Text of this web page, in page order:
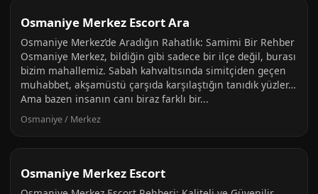
Osmaniye Merkez Escort Ara
Osmaniye Merkez’de Aradığın Rahatlık: Samimi Bir Rehber
Osmaniye Merkez, bildiğin gibi sadece bir ilçe değil, burası
bizim mahallemiz. Sabah kahvaltısında simitçiden geçen
muhabbet, akşamüstü çarşıda karşılaştığın tanıdık yüzler…
Ama bazen insanın canı biraz farklı bir...
Osmaniye / Merkez
Osmaniye Merkez Escort